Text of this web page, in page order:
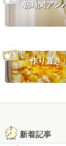
朝時間アン
「作り置き
新着記事